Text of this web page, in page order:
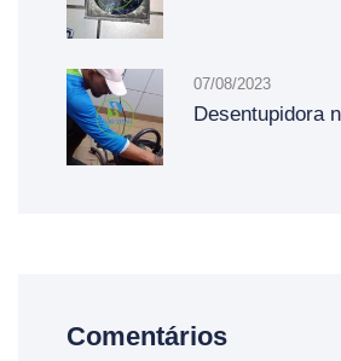
07/08/2023
Desentupidora
Comentários